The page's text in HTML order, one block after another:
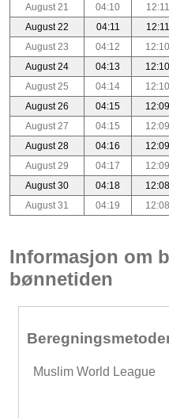
August 21
04:10 12:11
August 22
04:11 12:11
August 23
04:12 12:10
August 24
04:13 12:10
August 25
04:14 12:10
August 26
04:15 12:09
August 27
04:15 12:09
August 28
04:16 12:09
August 29
04:17 12:09
August 30
04:18 12:08
August 31
04:19 12:08
Informasjon om
bønnetiden
Muslim World League